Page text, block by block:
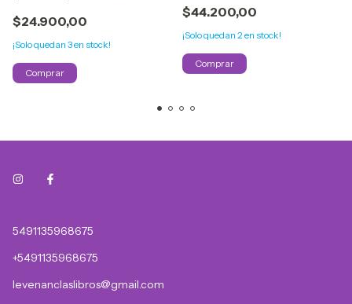
$24.900,00
¡Solo quedan 3en stock!
$44.200,00
¡Solo quedan 2en stock!
5491135968675
+5491135968675
levenanclaslibros@gmail.com